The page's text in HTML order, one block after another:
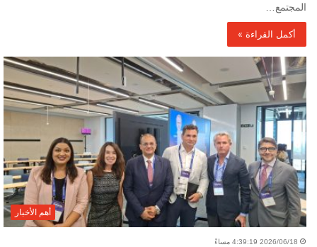
المجتمع…
أكمل القراءة »
أهم الأخبار
2026/06/18 4:39:19 مساءً